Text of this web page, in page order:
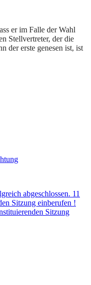
er im Falle der Wahl
Stellvertreter, der die
der erste genesen ist, ist
abgeschlossen. 11
Sitzung einberufen !
Sitzung